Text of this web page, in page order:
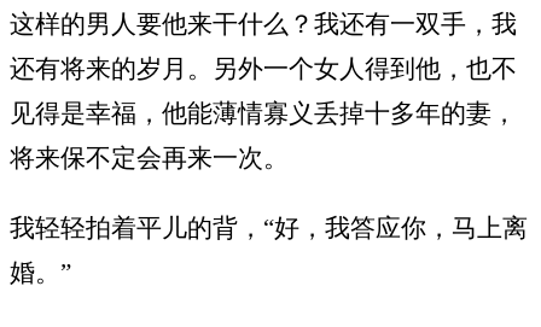
这样的男人要他来干什么？我还有一双手，我
还有将来的岁月。另外一个女人得到他，也不
见得是幸福，他能薄情寡义丢掉十多年的妻，
将来保不定会再来一次。
我轻轻拍着平儿的背，“好，我答应你，马上离
婚。”